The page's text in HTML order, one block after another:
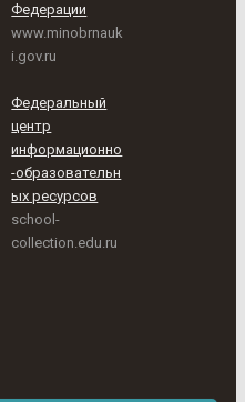
Федерации
www.minobrnauk
i.gov.ru
Федеральный
центр
информационно
-образовательн
ых ресурсов
school-
collection.edu.ru